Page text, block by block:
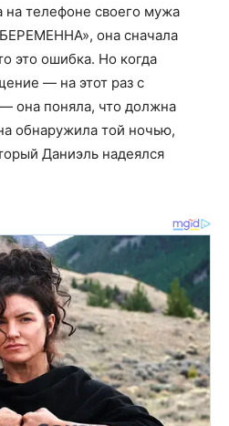
на телефоне своего мужа
она сначала
это ошибка. Но когда
— на этот раз с
она поняла, что должна
обнаружила той ночью,
Даниэль надеялся